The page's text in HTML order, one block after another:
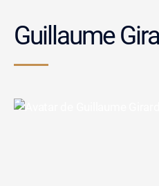
Guillaume